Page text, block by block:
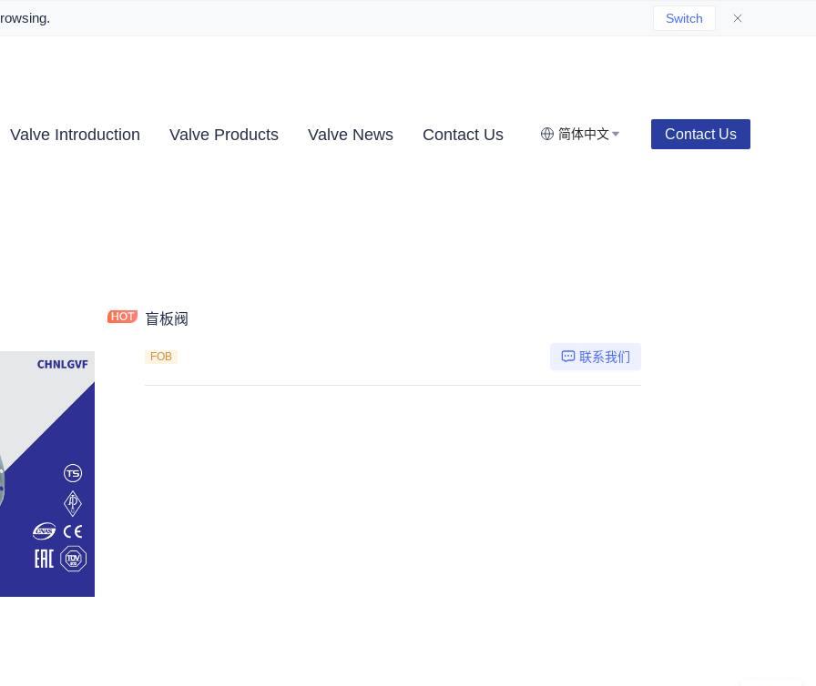
Switch
Valve Introduction Valve Products Valve News Contact Us 简体中文 Contact Us
盲板阀
FOB 联系我们